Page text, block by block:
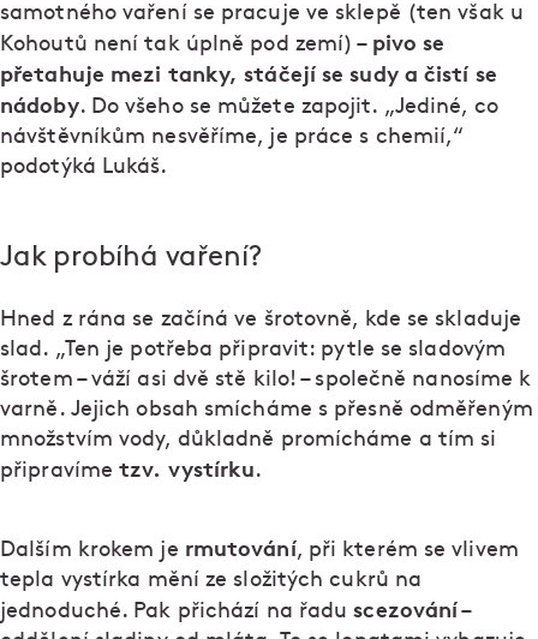
samotného vaření se pracuje ve sklepě (ten však u
Kohoutů není tak úplně pod zemí) – pivo se
přetahuje mezi tanky, stáčejí se sudy a čistí se
nádoby. Do všeho se můžete zapojit. „Jediné, co
návštěvníkům nesvěříme, je práce s chemií,“
podotýká Lukáš.
Jak probíhá vaření?
Hned z rána se začíná ve šrotovně, kde se skladuje
slad. „Ten je potřeba připravit: pytle se sladovým
šrotem – váží asi dvě stě kilo! – společně nanosíme k
varně. Jejich obsah smícháme s přesně odměřeným
množstvím vody, důkladně promícháme a tím si
připravímetzv. vystírku.
Dalším krokem je rmutování, při kterém se vlivem
tepla vystírka mění ze složitých cukrů na
jednoduché. Pak přichází na řaduscezování–